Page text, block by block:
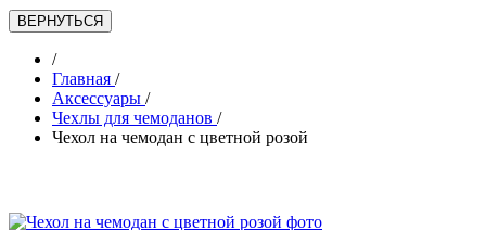
/
Главная /
Аксессуары /
Чехлы для чемоданов /
Чехол на чемодан с цветной розой